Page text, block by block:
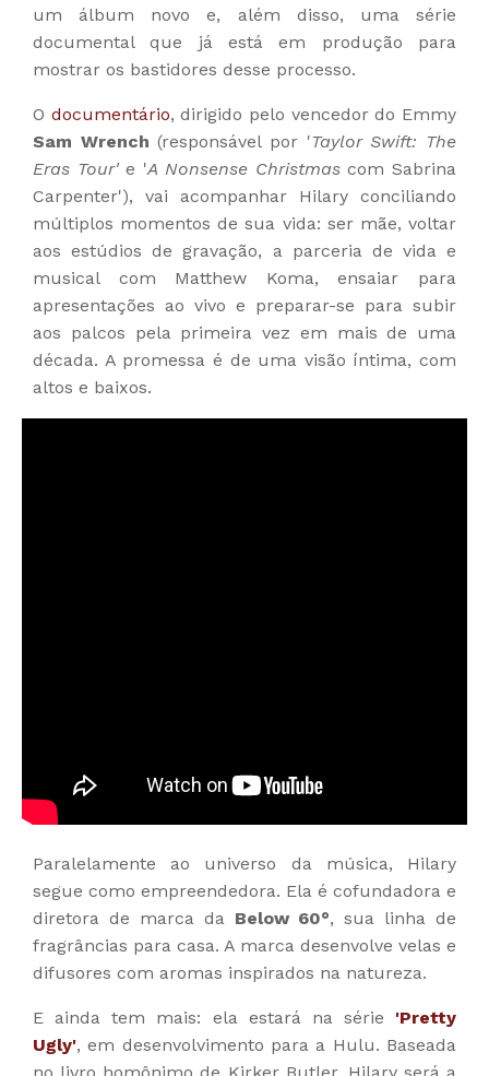
um álbum novo e, além disso, uma série
documental que já está em produção para
mostrar os bastidores desse processo.
O documentário, dirigido pelo vencedor do Emmy
Sam Wrench (responsável por 'Taylor Swift: The
Eras Tour'e 'A Nonsense Christmascom Sabrina
Carpenter'), vai acompanhar Hilary conciliando
múltiplos momentos de sua vida: ser mãe, voltar
aos estúdios de gravação, a parceria de vida e
musical com Matthew Koma, ensaiar para
apresentações ao vivo e preparar-se para subir
aos palcos pela primeira vez em mais de uma
década. A promessa é de uma visão íntima, com
altos e baixos.
Paralelamente ao universo da música, Hilary
segue como empreendedora. Ela é cofundadora e
diretora de marca da Below 60°, sua linha de
fragrâncias para casa. A marca desenvolve velas e
difusores com aromas inspirados na natureza.
E ainda tem mais: ela estará na série 'Pretty
Ugly', em desenvolvimento para a Hulu. Baseada